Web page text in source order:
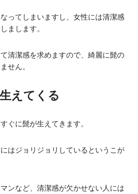
ってしまいますし、女性には清潔感
まします。
清潔感を求めますので、綺麗に髭の
せん。
えてくる
ぐに髭が生えてきます。
はジョリジョリしているというこが
ンなど、清潔感が欠かせない人には